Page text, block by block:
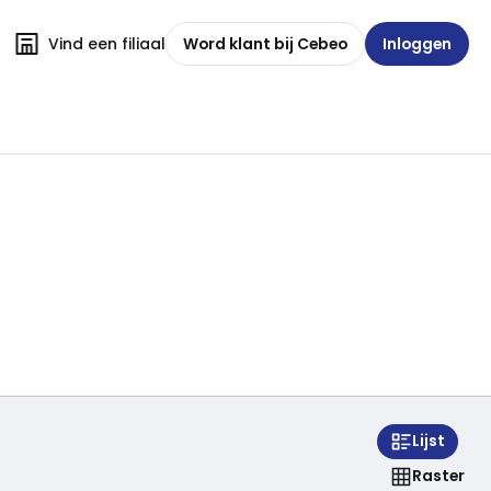
Vind een filiaal Word klant bij Cebeo Inloggen
Lijst
Raster